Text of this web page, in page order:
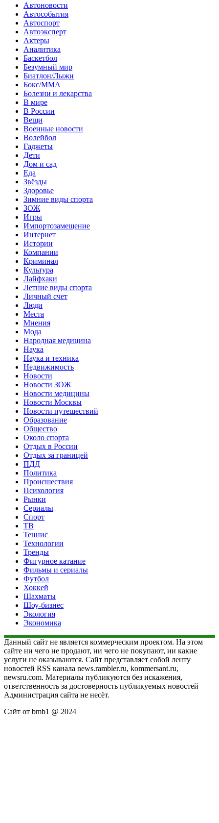
Автоновости
Автособытия
Автоспорт
Автоэксперт
Актеры
Аналитика
Баскетбол
Безумный мир
Биатлон/Лыжи
Бокс/MMA
Болезни и лекарства
В мире
В России
Вещи
Военные новости
Волейбол
Гаджеты
Дети
Дом и сад
Еда
Звёзды
Здоровье
Зимние виды спорта
ЗОЖ
Игры
Импортозамещение
Интернет
Истории
Компании
Криминал
Культура
Лайфхаки
Летние виды спорта
Личный счет
Люди
Места
Мнения
Мода
Народная медицина
Наука
Наука и техника
Недвижимость
Новости
Новости ЗОЖ
Новости медицины
Новости Москвы
Новости путешествий
Образование
Общество
Около спорта
Отдых в России
Отдых за границей
ПДД
Политика
Происшествия
Психология
Рынки
Сериалы
Спорт
ТВ
Теннис
Технологии
Тренды
Фигурное катание
Фильмы и сериалы
Футбол
Хоккей
Шахматы
Шоу-бизнес
Экология
Экономика
Данный сайт не является коммерческим проектом. На этом
сайте ни чего не продают, ни чего не покупают, ни какие
услуги не оказываются. Сайт представляет собой ленту
новостей RSS канала news.rambler.ru, kommersant.ru,
newsru.com. Материалы публикуются без искажения,
ответственность за достоверность публикуемых новостей
Администрация сайта не несёт.
Сайт от bmb1 @ 2024